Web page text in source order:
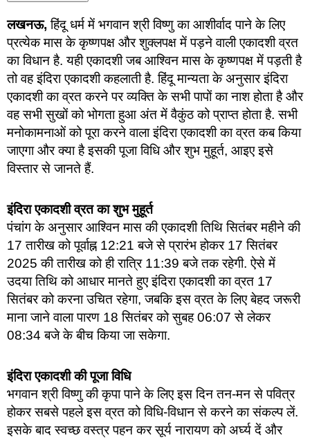
लखनऊ, हिंदू धर्म में भगवान श्री विष्णु का आशीर्वाद पाने के लिए
प्रत्येक मास के कृष्णपक्ष और शुक्लपक्ष में पड़ने वाली एकादशी व्रत
का विधान है. यही एकादशी जब आश्विन मास के कृष्णपक्ष में पड़ती है
तो वह इंदिरा एकादशी कहलाती है. हिंदू मान्यता के अनुसार इंदिरा
एकादशी का व्रत करने पर व्यक्ति के सभी पापों का नाश होता है और
वह सभी सुखों को भोगता हुआ अंत में वैकुंठ को प्राप्त होता है. सभी
मनोकामनाओं को पूरा करने वाला इंदिरा एकादशी का व्रत कब किया
जाएगा और क्या है इसकी पूजा विधि और शुभ मुहूर्त, आइए इसे
विस्तार से जानते हैं.
इंदिरा एकादशी व्रत का शुभ मुहूर्त
पंचांग के अनुसार आश्विन मास की एकादशी तिथि सितंबर महीने की
17 तारीख को पूर्वाह्न 12:21 बजे से प्रारंभ होकर 17 सितंबर
2025 की तारीख को ही रात्रि 11:39 बजे तक रहेगी. ऐसे में
उदया तिथि को आधार मानते हुए इंदिरा एकादशी का व्रत 17
सितंबर को करना उचित रहेगा, जबकि इस व्रत के लिए बेहद जरूरी
माना जाने वाला पारण 18 सितंबर को सुबह 06:07 से लेकर
08:34 बजे के बीच किया जा सकेगा.
इंदिरा एकादशी की पूजा विधि
भगवान श्री विष्णु की कृपा पाने के लिए इस दिन तन-मन से पवित्र
होकर सबसे पहले इस व्रत को विधि-विधान से करने का संकल्प लें.
इसके बाद स्वच्छ वस्त्र पहन कर सूर्य नारायण को अर्घ्य दें और